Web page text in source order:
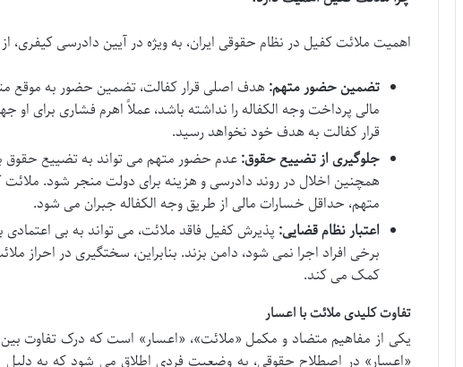
اهمیت ملائت کفیل در نظام حقوقی ایران، به ویژه در آیین دادرسی
تضمین حضور متهم: هدف اصلی قرار کفالت، تضمین حضور به موقع
مالی پرداخت وجه الکفاله را نداشته باشد، عملاً اهرم فشاری برای
قرار کفالت به هدف خود نخواهد رسید.
جلوگیری از تضییع حقوق:عدم حضور متهم می تواند به تضییع حقوق
همچنین اخلال در روند دادرسی و هزینه برای دولت منجر شود.
متهم، حداقل خسارات مالی از طریق وجه الکفاله جبران می شود.
اعتبار نظام قضایی: پذیرش کفیل فاقد ملائت، می تواند به بی اعتمادی
برخی افراد اجرا نمی شود، دامن بزند. بنابراین، سختگیری در احراز
کمک می کند.
تفاوت کلیدی ملائت با اعسار
یکی از مفاهیم متضاد و مکمل «ملائت»، «اعسار» است که درک تفاوت
«اعسار» در اصطلاح حقوقی، به وضعیت فردی اطلاق می شود که به دلیل